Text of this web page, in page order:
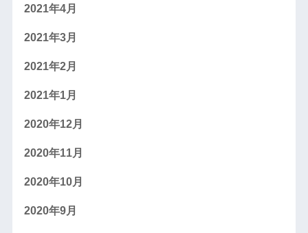
2021年4月
2021年3月
2021年2月
2021年1月
2020年12月
2020年11月
2020年10月
2020年9月